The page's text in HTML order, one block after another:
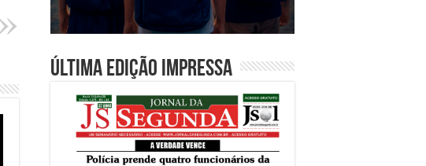
Última edição impressa